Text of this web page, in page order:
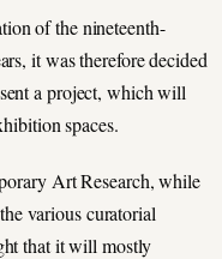
of the nineteenth-
it was therefore decided
a project, which will
spaces.
Art Research, while
various curatorial
that it will mostly